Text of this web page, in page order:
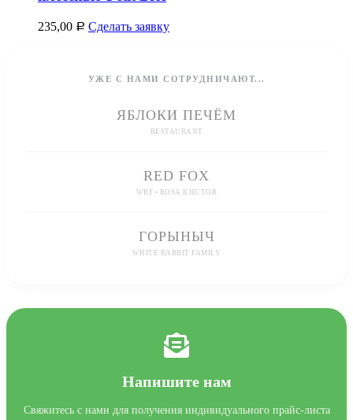
235,00 Р Сделать заявку
УЖЕ С НАМИ СОТРУДНИЧАЮТ...
ЯБЛОКИ ПЕЧЁМ
RESTAURANT
RED FOX
WRF • ROSA KHUTOR
ГОРЫНЫЧ
WHITE RABBIT FAMILY
Напишите нам
Свяжитесь с нами для получения индивидуального прайс-листа